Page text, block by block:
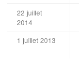
22 juillet
2014
1 juillet 2013